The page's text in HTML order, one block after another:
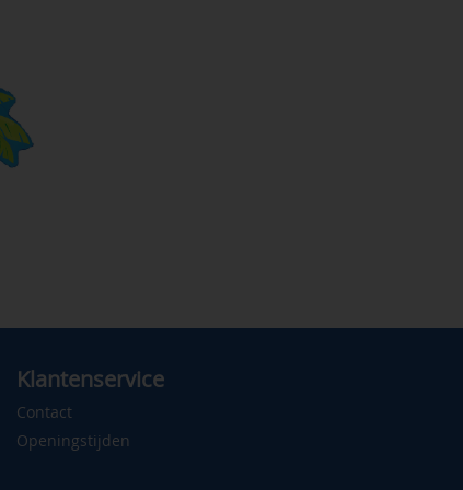
Klantenservice
Contact
Openingstijden